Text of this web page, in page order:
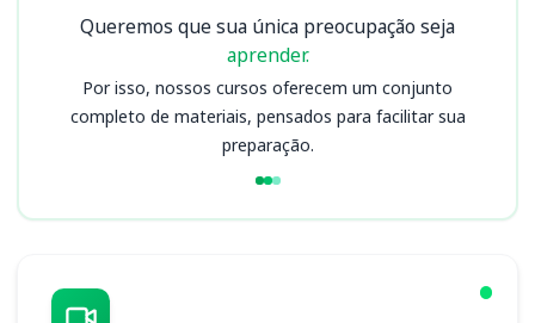
Queremos que sua única preocupação seja
aprender.
Por isso, nossos cursos oferecem um conjunto
completo de materiais, pensados para facilitar sua
preparação.